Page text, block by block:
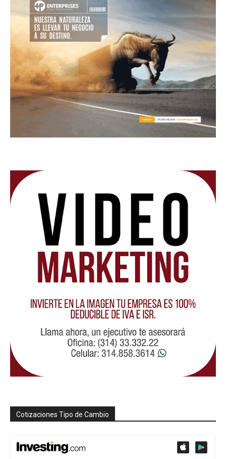
Cotizaciones Tipo de Cambio